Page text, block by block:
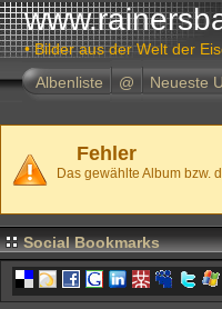
• Bilder aus der Welt der
Albenliste
@ Neueste
Fehler
Das gewählte Album bzw.
Social Bookmarks